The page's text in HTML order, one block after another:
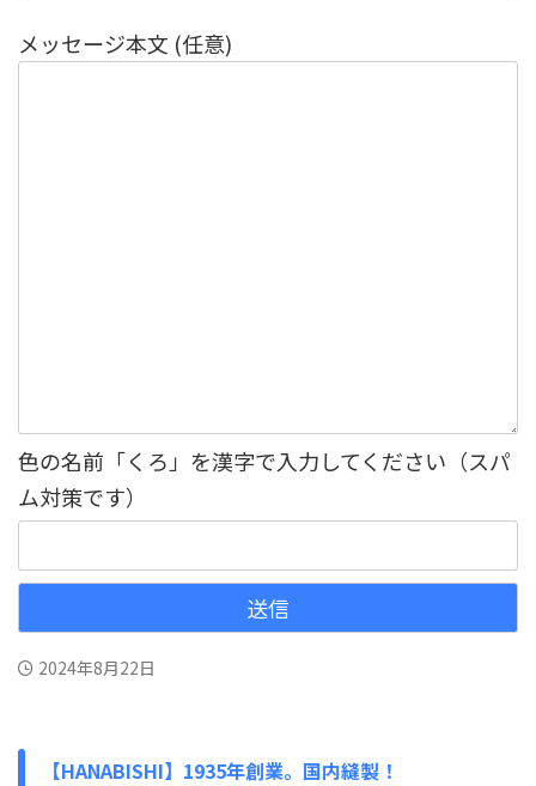
メッセージ本文 (任意)
色の名前「くろ」を漢字で入力してください（スパ
ム対策です）
2024年8月22日
【HANABISHI】1935年創業。国内縫製！